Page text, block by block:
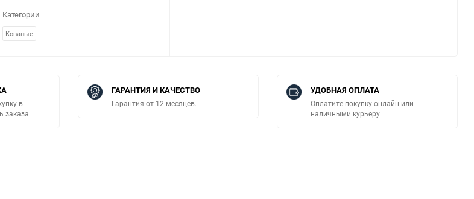
Категории
Кованые
в
заказа
ГАРАНТИЯ И КАЧЕСТВО
Гарантия от 12 месяцев.
УДОБНАЯ ОПЛАТА
Оплатите покупку онлайн или
наличными курьеру